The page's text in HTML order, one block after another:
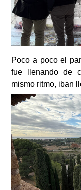
Poco a poco el
fue llenando de
mismo ritmo, iban